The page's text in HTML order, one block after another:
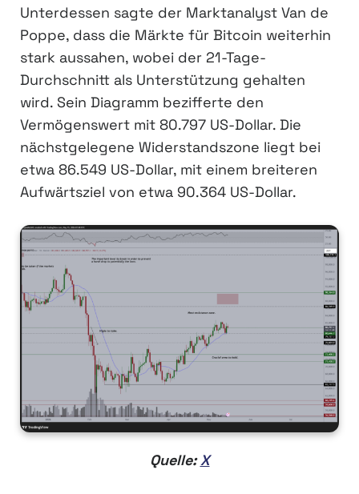
Unterdessen sagte der Marktanalyst Van de
Poppe, dass die Märkte für Bitcoin weiterhin
stark aussahen, wobei der 21-Tage-
Durchschnitt als Unterstützung gehalten
wird. Sein Diagramm bezifferte den
Vermögenswert mit 80.797 US-Dollar. Die
nächstgelegene Widerstandszone liegt bei
etwa 86.549 US-Dollar, mit einem breiteren
Aufwärtsziel von etwa 90.364 US-Dollar.
Quelle:X